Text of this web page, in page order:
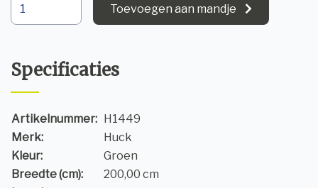
Toevoegen aan mandje
Specificaties
Artikelnummer: H1449
Merk:
Huck
Kleur:
Groen
Breedte (cm):
200,00 cm